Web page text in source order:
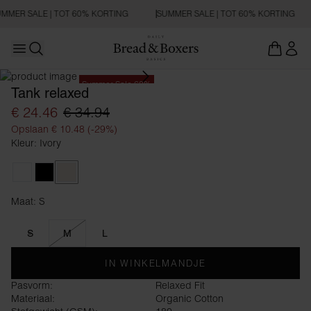
SALE | TOT 60% KORTING SUMMER SALE | TOT 60% KORTING
Open main menu
Summer Sale 60%
Tank relaxed
€ 24.46 € 34.94
Opslaan € 10.48 (-29%)
Kleur: Ivory
Maat: S
S M L
IN WINKELMANDJE
Pasvorm:
Relaxed Fit
Materiaal:
Organic Cotton